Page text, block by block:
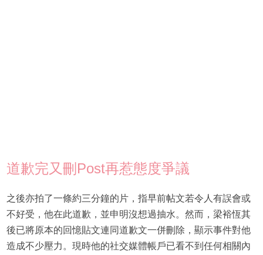
道歉完又刪Post再惹態度爭議
之後亦拍了一條約三分鐘的片，指早前帖文若令人有誤會或
不好受，他在此道歉，並申明沒想過抽水。然而，梁裕恆其
後已將原本的回憶貼文連同道歉文一併刪除，顯示事件對他
造成不少壓力。現時他的社交媒體帳戶已看不到任何相關內